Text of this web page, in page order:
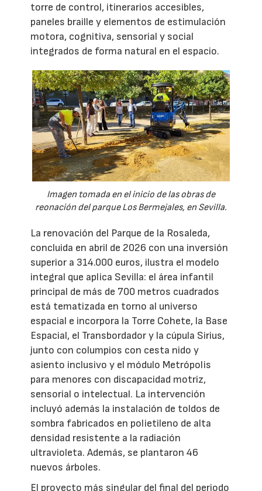
torre de control, itinerarios accesibles,
paneles braille y elementos de estimulación
motora, cognitiva, sensorial y social
integrados de forma natural en el espacio.
Imagen tomada en el inicio de las obras de
reonación del parque Los Bermejales, en Sevilla.
La renovación del Parque de la Rosaleda,
concluida en abril de 2026 con una inversión
superior a 314.000 euros, ilustra el modelo
integral que aplica Sevilla: el área infantil
principal de más de 700 metros cuadrados
está tematizada en torno al universo
espacial e incorpora la Torre Cohete, la Base
Espacial, el Transbordador y la cúpula Sirius,
junto con columpios con cesta nido y
asiento inclusivo y el módulo Metrópolis
para menores con discapacidad motriz,
sensorial o intelectual. La intervención
incluyó además la instalación de toldos de
sombra fabricados en polietileno de alta
densidad resistente a la radiación
ultravioleta. Además, se plantaron 46
nuevos árboles.
El proyecto más singular del final del periodo